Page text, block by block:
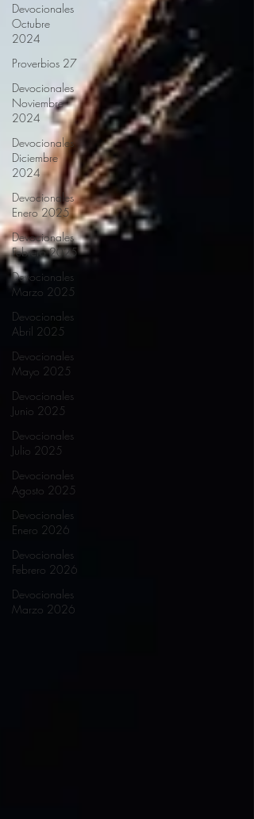
Devocionales
Octubre
2024
Proverbios 27
Devocionales
Noviembre
2024
Devocionales
Diciembre
2024
Devocionales
Enero 2025
Devocionales
Febrero 2025
Devocionales
Marzo 2025
Devocionales
Abril 2025
Devocionales
Mayo 2025
Devocionales
Junio 2025
Devocionales
Julio 2025
Devocionales
Agosto 2025
Devocionales
Enero 2026
Devocionales
Febrero 2026
Devocionales
Marzo 2026